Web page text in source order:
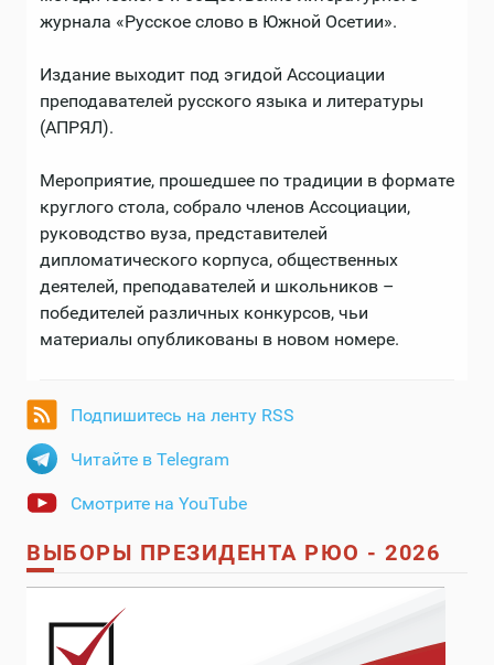
журнала «Русское слово в Южной Осетии».
Издание выходит под эгидой Ассоциации
преподавателей русского языка и литературы
(АПРЯЛ).
Мероприятие, прошедшее по традиции в формате
круглого стола, собрало членов Ассоциации,
руководство вуза, представителей
дипломатического корпуса, общественных
деятелей, преподавателей и школьников –
победителей различных конкурсов, чьи
материалы опубликованы в новом номере.
Подпишитесь на ленту RSS
Читайте в Telegram
Смотрите на YouTube
ВЫБОРЫ ПРЕЗИДЕНТА РЮО - 2026